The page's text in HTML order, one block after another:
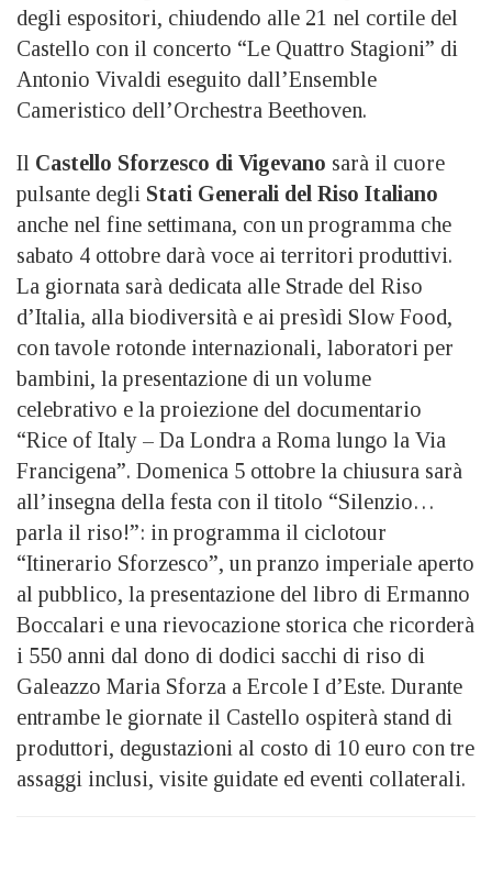
degli espositori, chiudendo alle 21 nel cortile del
Castello con il concerto “Le Quattro Stagioni” di
Antonio Vivaldi eseguito dall’Ensemble
Cameristico dell’Orchestra Beethoven.
Il Castello Sforzesco di Vigevano sarà il cuore
pulsante degli Stati Generali del Riso Italiano
anche nel fine settimana, con un programma che
sabato 4 ottobre darà voce ai territori produttivi.
La giornata sarà dedicata alle Strade del Riso
d’Italia, alla biodiversità e ai presìdi Slow Food,
con tavole rotonde internazionali, laboratori per
bambini, la presentazione di un volume
celebrativo e la proiezione del documentario
“Rice of Italy – Da Londra a Roma lungo la Via
Francigena”. Domenica 5 ottobre la chiusura sarà
all’insegna della festa con il titolo “Silenzio…
parla il riso!”: in programma il ciclotour
“Itinerario Sforzesco”, un pranzo imperiale aperto
al pubblico, la presentazione del libro di Ermanno
Boccalari e una rievocazione storica che ricorderà
i 550 anni dal dono di dodici sacchi di riso di
Galeazzo Maria Sforza a Ercole I d’Este. Durante
entrambe le giornate il Castello ospiterà stand di
produttori, degustazioni al costo di 10 euro con tre
assaggi inclusi, visite guidate ed eventi collaterali.